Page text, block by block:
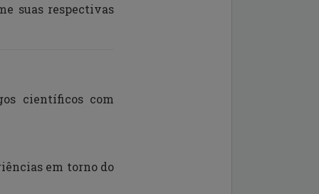
suas respectivas
científicos com
em torno do